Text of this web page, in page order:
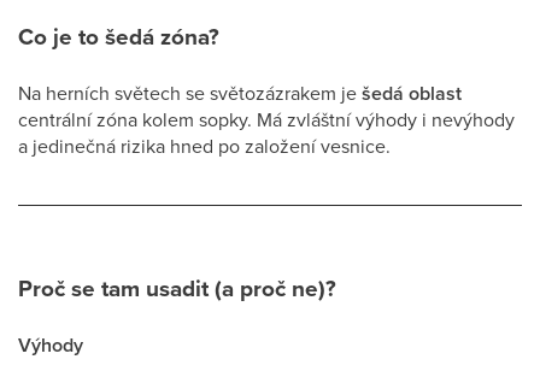
Co je to šedá zóna?
Na herních světech se světozázrakem ješedá oblast
centrální zóna kolem sopky. Má zvláštní výhody i nevýhody
a jedinečná rizika hned po založení vesnice.
Proč se tam usadit (a proč ne)?
Výhody